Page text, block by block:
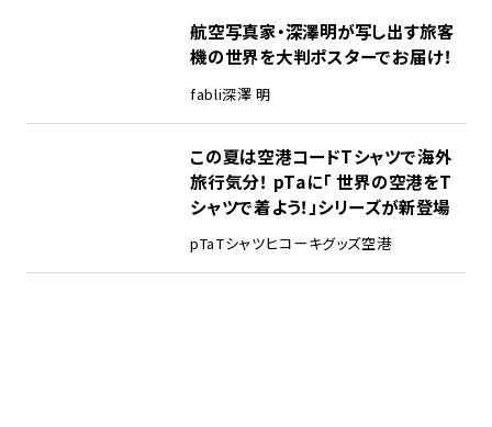
航空写真家・深澤明が写し出す旅客
機の世界を大判ポスターでお届け！
fabli深澤 明
この夏は空港コードTシャツで海外
旅行気分！ pTaに「 世界の空港をT
シャツで着よう！」シリーズが新登場
pTaTシャツヒコーキグッズ空港